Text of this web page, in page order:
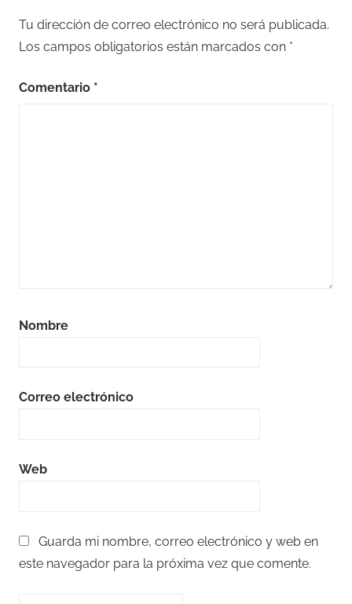
Tu dirección de correo electrónico no será publicada.
Los campos obligatorios están marcados con *
Comentario *
Nombre
Correo electrónico
Web
Guarda mi nombre, correo electrónico y web en
este navegador para la próxima vez que comente.